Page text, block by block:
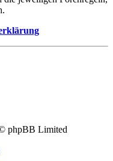
phpBB Limited